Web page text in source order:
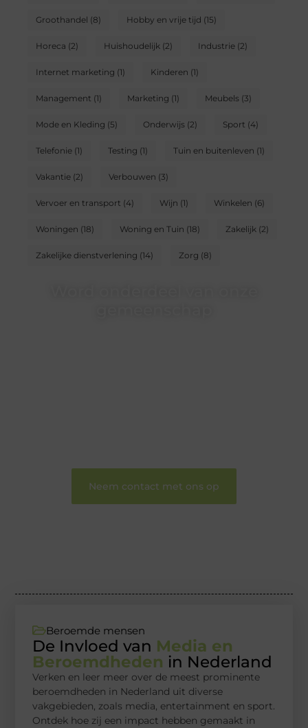
Groothandel (8) Hobby en vrije tijd (15)
Horeca (2) Huishoudelijk(2) Industrie(2)
Internet marketing (1) Kinderen (1)
Management (1) Marketing (1) Meubels(3)
Mode en Kleding (5) Onderwijs(2) Sport (4)
Telefonie(1) Testing (1) Tuin en buitenleven (1)
Vakantie(2) Verbouwen (3)
Vervoer en transport (4) Wijn (1) Winkelen (6)
Woningen (18) Woning en Tuin (18) Zakelijk(2)
Zakelijke dienstverlening (14) Zorg (8)
Neem contact met ons op
Beroemde mensen
De Invloed van Media en
Beroemdheden in Nederland
Verken en leer meer over de meest prominente
beroemdheden in Nederland uit diverse
vakgebieden, zoals media, entertainment en sport.
Ontdek hoe zij een impact hebben gemaakt in